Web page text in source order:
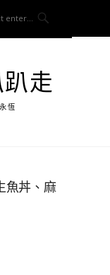
走
恆
魚丼、麻